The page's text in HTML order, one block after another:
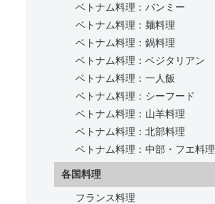
ベトナム料理：バンミー
ベトナム料理：麺料理
ベトナム料理：鍋料理
ベトナム料理：ベジタリアン
ベトナム料理：一人飯
ベトナム料理：シーフード
ベトナム料理：山羊料理
ベトナム料理：北部料理
ベトナム料理：中部・フエ料理
各国料理
フランス料理